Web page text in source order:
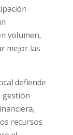
volumen,
mejor las
defiende
gestión
recursos